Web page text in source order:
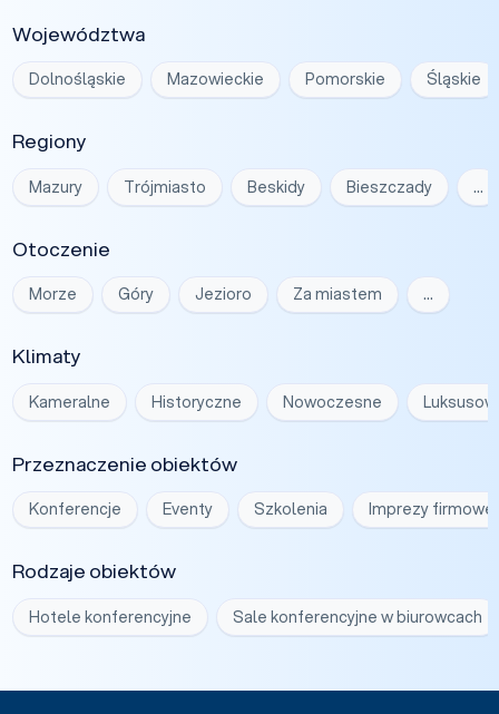
Województwa
Dolnośląskie Mazowieckie Pomorskie Śląskie
Regiony
Mazury Trójmiasto Beskidy Bieszczady …
Otoczenie
Morze Góry Jezioro Za miastem …
Klimaty
Kameralne Historyczne Nowoczesne
Przeznaczenie obiektów
Konferencje Eventy Szkolenia Imprezy firmowe
Rodzaje obiektów
Hotele konferencyjne Sale konferencyjne w biurowcach